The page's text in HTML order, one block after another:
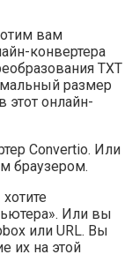
вам
конвертера
TXT
размер
этот онлайн-
Convertio. Или
браузером.
Или вы
или URL. Вы
их на этой